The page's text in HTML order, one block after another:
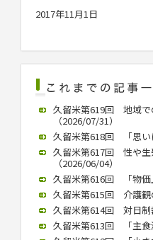
2017年11月1日
久留米第619回 地域で
（2026/07/31）
久留米第618回 「思い
久留米第617回 性や生
（2026/06/04）
久留米第616回 「物価
久留米第615回 介護観
久留米第614回 対日制
久留米第613回 「主食